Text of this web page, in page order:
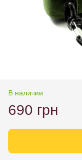
В наличии
690 грн